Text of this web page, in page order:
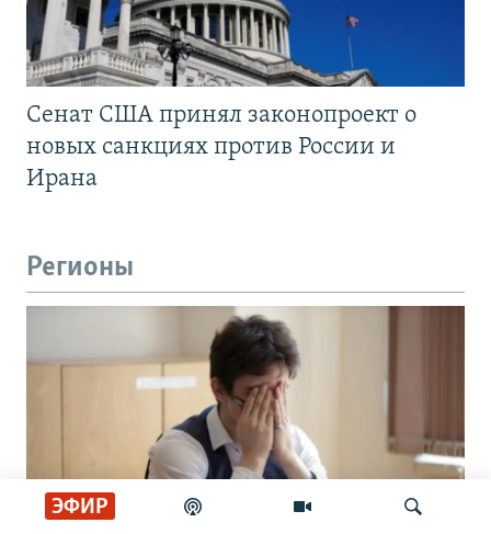
ЭФИР
Сенат США принял законопроект о
новых санкциях против России и
Ирана
Регионы